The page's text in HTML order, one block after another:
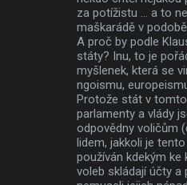
za potížistu ... a to
maškarádě v
A proč by podle
státy? Inu, to je
myšlenek, která se
ngoismu,
Protože stát v
parlamenty a vlády
odpovědny voličům
lidem, jakkoli je
používán kdekým
voleb skládají účty a